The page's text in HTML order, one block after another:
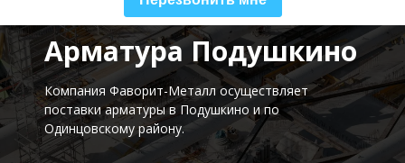
Арматура Подушкино
Компания Фаворит-Металл осуществляет
поставкиарматуры в Подушкино и по
Одинцовскому району.